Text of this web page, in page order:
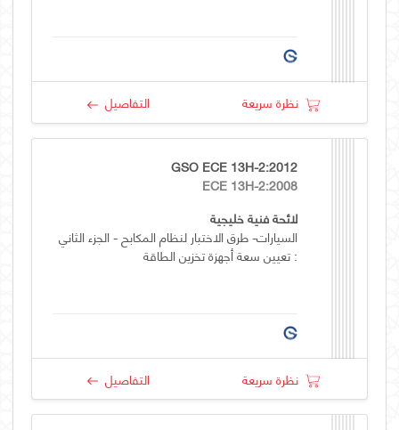
نظرة سريعة التفاصيل
GSO ECE 13H-2:2012
ECE 13H-2:2008
لائحة فنية خليجية
السيارات- طرق الاختبار لنظام المكابح - الجزء الثاني
: تعيين سعة أجهزة تخزين الطاقة
نظرة سريعة التفاصيل